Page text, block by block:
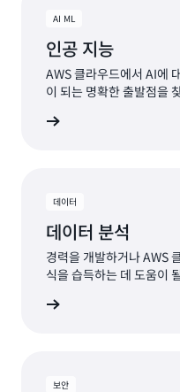
AI ML
인공 지능
AWS 클라우드에서 AI에
이 되는 명확한 출발점을
데이터
데이터 분석
경력을 개발하거나 AWS
식을 습득하는 데 도움이
보안